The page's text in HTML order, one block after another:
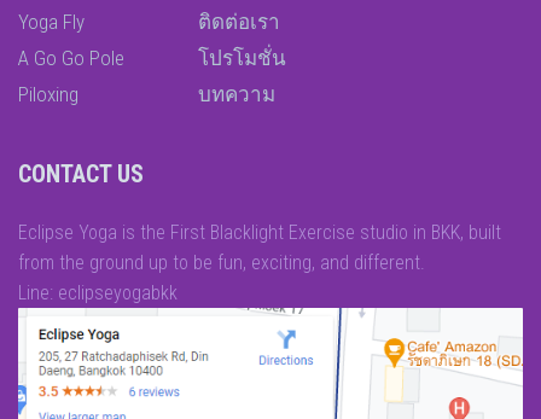
Yoga Fly
A Go Go Pole
Piloxing
ติดต่อเรา
โปรโมชั่น
บทความ
CONTACT US
Eclipse Yoga is the First Blacklight Exercise studio in BKK, built
from the ground up to be fun, exciting, and different.
Line: eclipseyogabkk